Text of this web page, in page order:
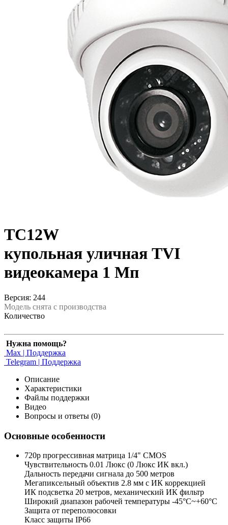
TC12W
купольная уличная TVI
видеокамера 1 Мп
Версия: 244
Модель снята с производства
Количество
Нужна помощь?
Max | Поддержка
Telegram | Поддержка
Описание
Характеристики
Файлы поддержки
Видео
Вопросы и ответы (0)
Основные особенности
720p прогрессивная матрица 1/4" CMOS
Чувствительность 0.01 Люкс (0 Люкс ИК вкл.)
Дальность передачи сигнала до 500 метров
Мегапиксельный объектив 2.8 мм с ИК коррекцией
ИК подсветка 20 метров, механический ИК фильтр
Широкий диапазон рабочей температуры -45°С~+60°С
Защита от переполюсовки
Класс защиты IP66